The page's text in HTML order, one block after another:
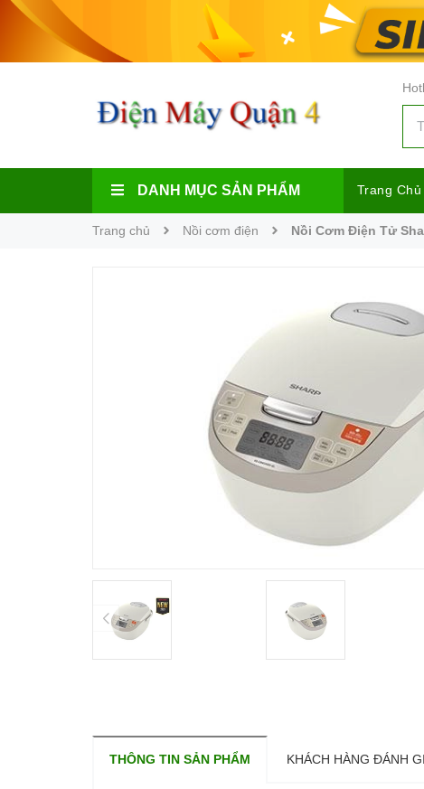
DANH MỤC SẢN PHẨM Trang Chủ
Trang chủ Nồi cơm điện Nồi Cơm Điện Tử
THÔNG TIN SẢN PHẨM KHÁCH HÀNG ĐÁNH